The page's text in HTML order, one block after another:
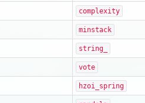
complexity
minstack
string_
vote
hzoi_spring